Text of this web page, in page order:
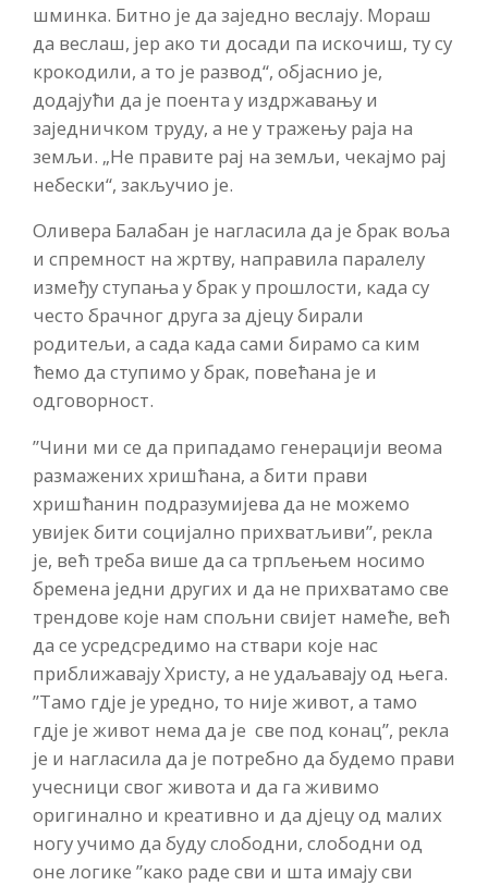
шминка. Битно је да заједно веслају. Мораш
да веслаш, јер ако ти досади па искочиш, ту су
крокодили, а то је развод“, објаснио је,
додајући да је поента у издржавању и
заједничком труду, а не у тражењу раја на
земљи. „Не правите рај на земљи, чекајмо рај
небески“, закључио је.
Оливера Балабан је нагласила да је брак воља
и спремност на жртву, направила паралелу
између ступања у брак у прошлости, када су
често брачног друга за дјецу бирали
родитељи, а сада када сами бирамо са ким
ћемо да ступимо у брак, повећана је и
одговорност.
”Чини ми се да припадамо генерацији веома
размажених хришћана, а бити прави
хришћанин подразумијева да не можемо
увијек бити социјално прихватљиви”, рекла
је, већ треба више да са трпљењем носимо
бремена једни других и да не прихватамо све
трендове које нам спољни свијет намеће, већ
да се усредсредимо на ствари које нас
приближавају Христу, а не удаљавају од њега.
”Тамо гдје је уредно, то није живот, а тамо
гдје је живот нема да је све под конац”, рекла
је и нагласила да је потребно да будемо прави
учесници свог живота и да га живимо
оригинално и креативно и да дјецу од малих
ногу учимо да буду слободни, слободни од
оне логике ”како раде сви и шта имају сви